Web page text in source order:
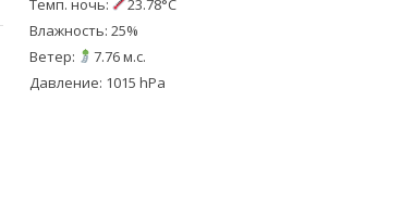
Темп. ночь:
23.78°C
Влажность: 25%
Ветер:
7.76 м.с.
Давление: 1015 hPa